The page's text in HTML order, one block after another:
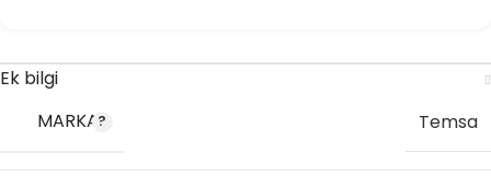
Ek bilgi
MARKA
Temsa